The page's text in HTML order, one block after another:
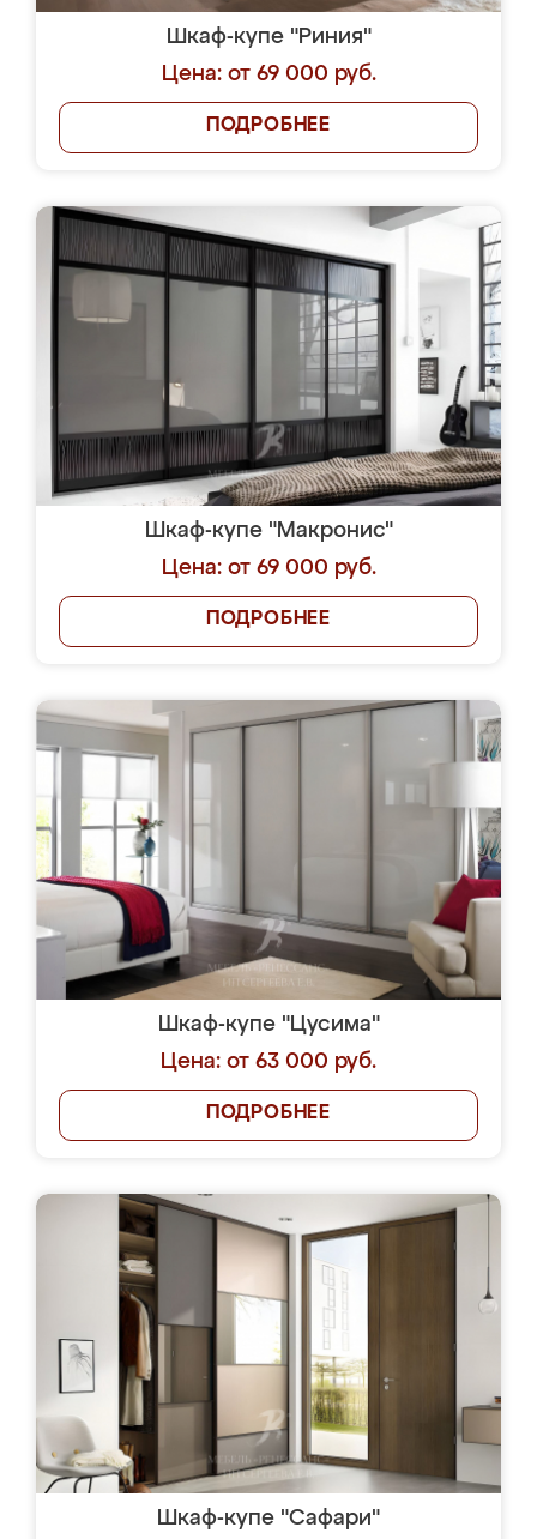
Шкаф-купе "Риния"
Цена: от 69 000 руб.
ПОДРОБНЕЕ
Шкаф-купе "Макронис"
Цена: от 69 000 руб.
ПОДРОБНЕЕ
Шкаф-купе "Цусима"
Цена: от 63 000 руб.
ПОДРОБНЕЕ
Шкаф-купе "Сафари"